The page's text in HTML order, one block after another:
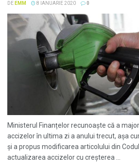
DE EMM 8 IANUARIE 2020 0
Ministerul Finanțelor recunoaște că a
accizelor în ultima zi a anului trecut, așa
și a propus modificarea articolului din
actualizarea accizelor cu creșterea ...